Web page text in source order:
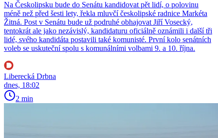
Na Českolipsku bude do Senátu kandidovat pět lidí, o polovinu
méně než před šesti lety, řekla mluvčí českolipské radnice Markéta
Žitná. Post v Senátu bude už podruhé obhajovat Jiří Vosecký,
tentokrát ale jako nezávislý, kandidaturu oficiálně oznámili i další tři
lidé, svého kandidáta postavili také komunisté. První kolo senátních
voleb se uskuteční spolu s komunálními volbami 9. a 10. října.
Liberecká Drbna
dnes, 18:02
2 min